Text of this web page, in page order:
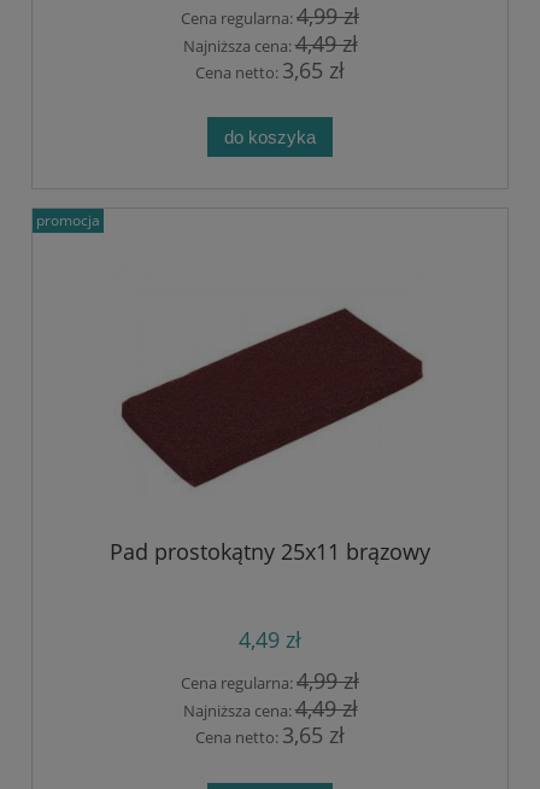
Cena regularna:4,99 zł
Najniższa cena:4,49 zł
Cena netto: 3,65 zł
do koszyka
Pad prostokątny 25x11 brązowy
4,49 zł
Cena regularna:4,99 zł
Najniższa cena:4,49 zł
Cena netto: 3,65 zł
promocja